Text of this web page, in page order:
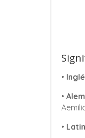
•
•
•